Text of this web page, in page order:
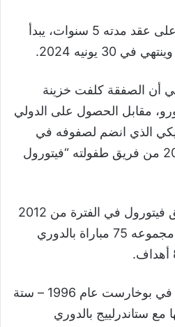
ووقع صاحب الـ 22 عامًا على عقد مدته 5 سنوات، يبدأ
أن الصفقة كلفت خزينة
12.5 مليون يورو، مقابل الحصول على الدولي
الذي انضم لصفوفه في
منتصف موسم 2017/2016 من فريق طفولته “فيتورول
ومَثل رازافان مارين فريق فيتورول في الفترة من 2012
إلى يناير 2017، ولعب ما مجموعه 75 مباراة بالدوري
وسجل رازافان – المولود في بوخارست عام 1996 – ستة
لعبها مع ستاندرلييج بالدوري